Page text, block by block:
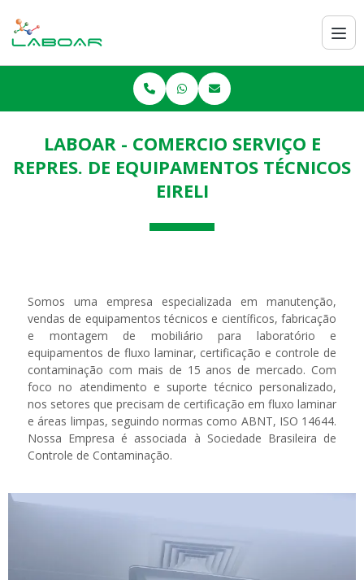
LABOAR - COMERCIO SERVIÇO E
REPRES. DE EQUIPAMENTOS TÉCNICOS
EIRELI
Somos uma empresa especializada em manutenção,
vendas de equipamentos técnicos e científicos, fabricação
e montagem de mobiliário para laboratório e
equipamentos de fluxo laminar, certificação e controle de
contaminação com mais de 15 anos de mercado. Com
foco no atendimento e suporte técnico personalizado,
nos setores que precisam de certificação em fluxo laminar
e áreas limpas, seguindo normas como ABNT, ISO 14644.
Nossa Empresa é associada à Sociedade Brasileira de
Controle de Contaminação.